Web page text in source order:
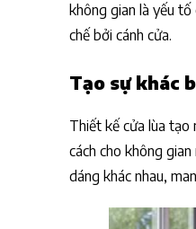
không gian là yếu
chế bởi cánh cửa.
Tạo sự khác
Thiết kế cửa lùa tạo
cách cho không
dáng khác nhau,